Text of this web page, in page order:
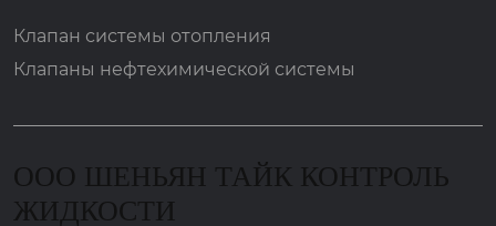
Клапан системы отопления
Клапаны нефтехимической системы
ООО ШЕНЬЯН ТАЙК КОНТРОЛЬ
ЖИДКОСТИ